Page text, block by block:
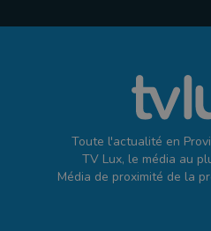
Toute l'actualité en
TV Lux, le média au
Média de proximité de la